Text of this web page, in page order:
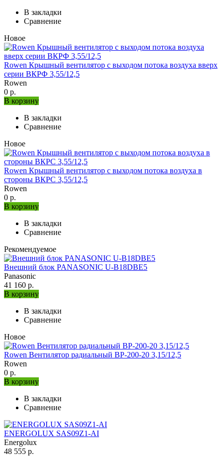
В закладки
Сравнение
Новое
Rowen Крышный вентилятор с выходом потока воздуха вверх
серии ВКРФ 3,55/12,5
Rowen
0 р.
В корзину
В закладки
Сравнение
Новое
Rowen Крышный вентилятор с выходом потока воздуха в
стороны ВКРС 3,55/12,5
Rowen
0 р.
В корзину
В закладки
Сравнение
Рекомендуемое
Внешний блок PANASONIC U-B18DBE5
Panasonic
41 160 р.
В корзину
В закладки
Сравнение
Новое
Rowen Вентилятор радиальный ВР-200-20 3,15/12,5
Rowen
0 р.
В корзину
В закладки
Сравнение
ENERGOLUX SAS09Z1-AI
Energolux
48 555 р.